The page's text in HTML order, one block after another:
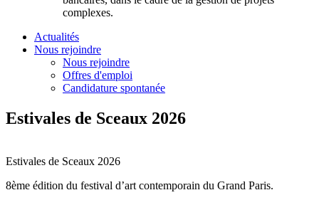
complexes.
Actualités
Nous rejoindre
Nous rejoindre
Offres d'emploi
Candidature spontanée
Estivales de Sceaux 2026
Estivales de Sceaux 2026
8ème édition du festival d’art contemporain du Grand Paris.